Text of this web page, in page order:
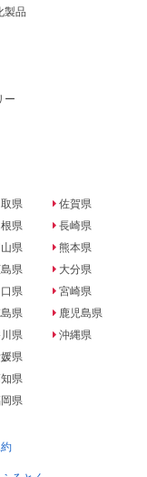
製品
ー
県
県
山県
県
県
県
県
県
県
県
佐賀県
長崎県
熊本県
大分県
宮崎県
鹿児島県
沖縄県